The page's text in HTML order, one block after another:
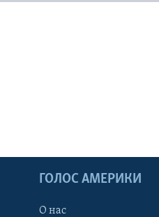
ГОЛОС АМЕРИКИ
О нас